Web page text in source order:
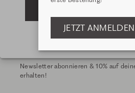
BLEIBE AUF DEM LAUFENDEN
Newsletter abonnieren & 10% auf
erhalten!
JETZT ANMELDEN